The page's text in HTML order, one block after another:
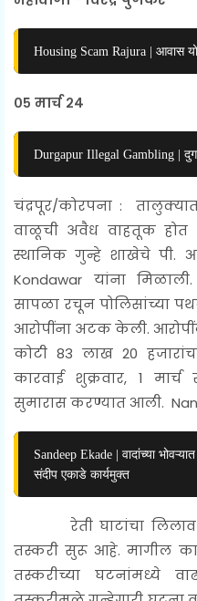
Housing Scam Rajura | आवास
०५ मार्च २४
Durgapur Illegal Gambling |
चंद्रपूर/कोरपना :
वाळूची अवैध वाहतूक होत
स्थानिक गुन्हे शाखेचे पी.
Kondawar यांना
सापळा रचून पोलिसांच्या
आरोपींना अटक केली.
कोटी 83 लाख 20
कारवाई शुक्रवार, 1 मार्च
सुमारास करण्यात आली.
Sandeep Ekade | वादांच्या
संदीप एकाडे कार्यमुक्त
रेती घाटांचा
तस्करी सुरू आहे. मागील
तस्करीच्या घटनांमध्ये